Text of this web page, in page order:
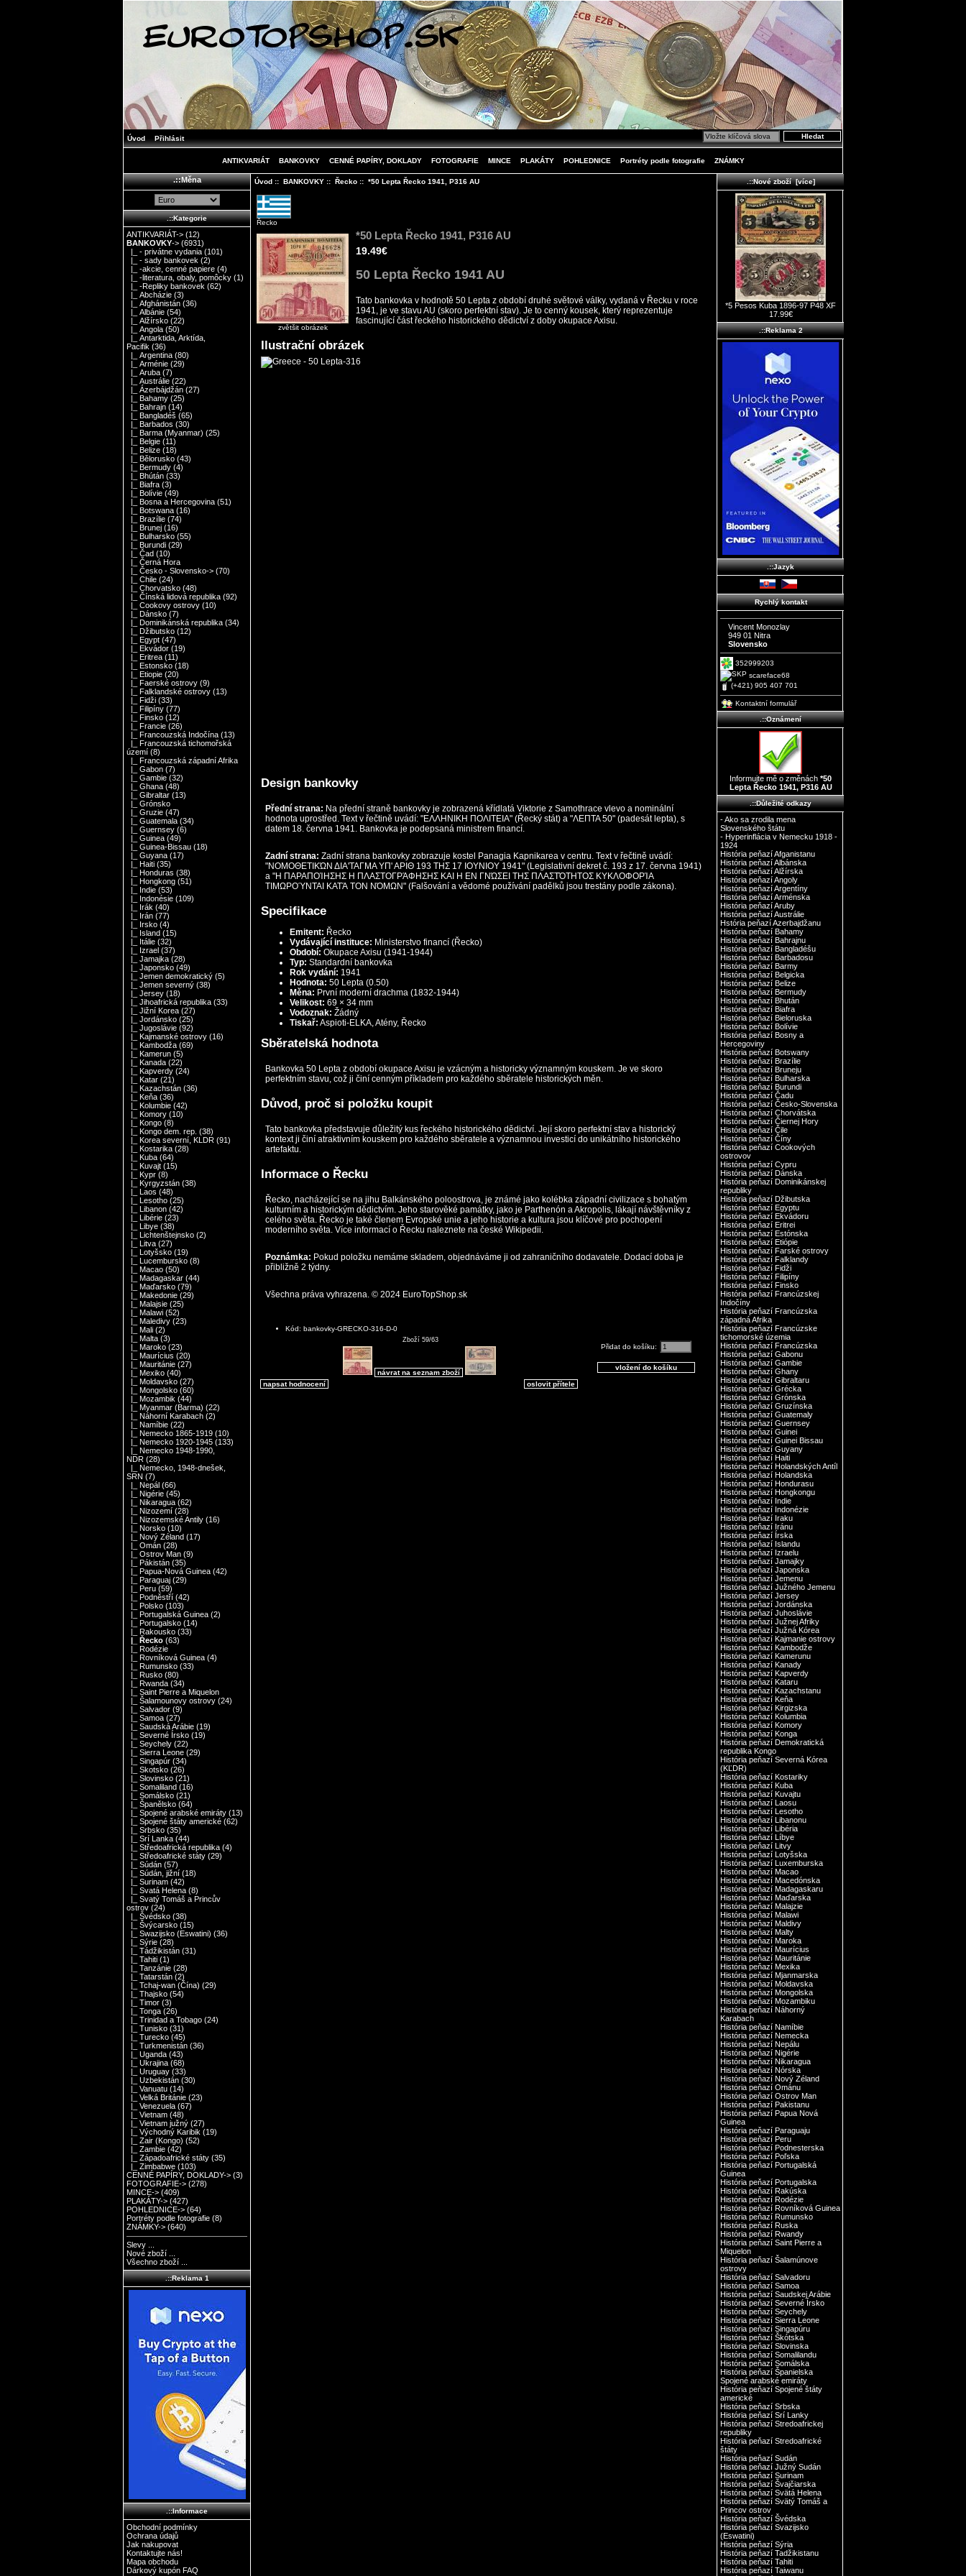
Úvod Přihlásit
ANTIKVARIÁT BANKOVKY CENNÉ PAPÍRY, DOKLADY FOTOGRAFIE MINCE PLAKÁTY POHLEDNICE Portréty podle fotografie ZNÁMKY
.::Měna
.::Kategorie
ANTIKVARIÁT-> (12)
BANKOVKY-> (6931)
|_ - privátne vydania (101)
|_ - sady bankovek (2)
|_ -akcie, cenné papiere (4)
|_ -literatura, obaly, pomôcky (1)
|_ -Repliky bankovek (62)
|_ Abcházie (3)
|_ Afghánistán (36)
|_ Albánie (54)
|_ Alžírsko (22)
|_ Angola (50)
|_ Antarktida, Arktída,
Pacifik (36)
|_ Argentina (80)
|_ Arménie (29)
|_ Aruba (7)
|_ Austrálie (22)
|_ Ázerbájdžán (27)
|_ Bahamy (25)
|_ Bahrajn (14)
|_ Bangladéš (65)
|_ Barbados (30)
|_ Barma (Myanmar) (25)
|_ Belgie (11)
|_ Belize (18)
|_ Bělorusko (43)
|_ Bermudy (4)
|_ Bhútán (33)
|_ Biafra (3)
|_ Bolívie (49)
|_ Bosna a Hercegovina (51)
|_ Botswana (16)
|_ Brazílie (74)
|_ Brunej (16)
|_ Bulharsko (55)
|_ Burundi (29)
|_ Čad (10)
|_ Černá Hora
|_ Česko - Slovensko-> (70)
|_ Chile (24)
|_ Chorvatsko (48)
|_ Čínská lidová republika (92)
|_ Cookovy ostrovy (10)
|_ Dánsko (7)
|_ Dominikánská republika (34)
|_ Džibutsko (12)
|_ Egypt (47)
|_ Ekvádor (19)
|_ Eritrea (11)
|_ Estonsko (18)
|_ Etiopie (20)
|_ Faerské ostrovy (9)
|_ Falklandské ostrovy (13)
|_ Fidži (33)
|_ Filipíny (77)
|_ Finsko (12)
|_ Francie (26)
|_ Francouzská Indočína (13)
|_ Francouzská tichomořská
území (8)
|_ Francouzská západní Afrika
|_ Gabon (7)
|_ Gambie (32)
|_ Ghana (48)
|_ Gibraltar (13)
|_ Grónsko
|_ Gruzie (47)
|_ Guatemala (34)
|_ Guernsey (6)
|_ Guinea (49)
|_ Guinea-Bissau (18)
|_ Guyana (17)
|_ Haiti (35)
|_ Honduras (38)
|_ Hongkong (51)
|_ Indie (53)
|_ Indonésie (109)
|_ Irák (40)
|_ Irán (77)
|_ Irsko (4)
|_ Island (15)
|_ Itálie (32)
|_ Izrael (37)
|_ Jamajka (28)
|_ Japonsko (49)
|_ Jemen demokratický (5)
|_ Jemen severný (38)
|_ Jersey (18)
|_ Jihoafrická republika (33)
|_ Jižní Korea (27)
|_ Jordánsko (25)
|_ Jugoslávie (92)
|_ Kajmanské ostrovy (16)
|_ Kambodža (69)
|_ Kamerun (5)
|_ Kanada (22)
|_ Kapverdy (24)
|_ Katar (21)
|_ Kazachstán (36)
|_ Keňa (36)
|_ Kolumbie (42)
|_ Komory (10)
|_ Kongo (8)
|_ Kongo dem. rep. (38)
|_ Korea severní, KLDR (91)
|_ Kostarika (28)
|_ Kuba (64)
|_ Kuvajt (15)
|_ Kypr (8)
|_ Kyrgyzstán (38)
|_ Laos (48)
|_ Lesotho (25)
|_ Libanon (42)
|_ Libérie (23)
|_ Libye (38)
|_ Lichtenštejnsko (2)
|_ Litva (27)
|_ Lotyšsko (19)
|_ Lucembursko (8)
|_ Macao (50)
|_ Madagaskar (44)
|_ Maďarsko (79)
|_ Makedonie (29)
|_ Malajsie (25)
|_ Malawi (52)
|_ Maledivy (23)
|_ Mali (2)
|_ Malta (3)
|_ Maroko (23)
|_ Maurícius (20)
|_ Mauritánie (27)
|_ Mexiko (40)
|_ Moldavsko (27)
|_ Mongolsko (60)
|_ Mozambik (44)
|_ Myanmar (Barma) (22)
|_ Náhorní Karabach (2)
|_ Namíbie (22)
|_ Nemecko 1865-1919 (10)
|_ Nemecko 1920-1945 (133)
|_ Nemecko 1948-1990,
NDR (28)
|_ Nemecko, 1948-dnešek,
SRN (7)
|_ Nepál (66)
|_ Nigérie (45)
|_ Nikaragua (62)
|_ Nizozemí (28)
|_ Nizozemské Antily (16)
|_ Norsko (10)
|_ Nový Zéland (17)
|_ Omán (28)
|_ Ostrov Man (9)
|_ Pákistán (35)
|_ Papua-Nová Guinea (42)
|_ Paraguaj (29)
|_ Peru (59)
|_ Podněstří (42)
|_ Polsko (103)
|_ Portugalská Guinea (2)
|_ Portugalsko (14)
|_ Rakousko (33)
|_ Řecko (63)
|_ Rodézie
|_ Rovníková Guinea (4)
|_ Rumunsko (33)
|_ Rusko (80)
|_ Rwanda (34)
|_ Saint Pierre a Miquelon
|_ Šalamounovy ostrovy (24)
|_ Salvador (9)
|_ Samoa (27)
|_ Saudská Arábie (19)
|_ Severné Írsko (19)
|_ Seychely (22)
|_ Sierra Leone (29)
|_ Singapúr (34)
|_ Skotsko (26)
|_ Slovinsko (21)
|_ Somaliland (16)
|_ Somálsko (21)
|_ Španělsko (64)
|_ Spojené arabské emiráty (13)
|_ Spojené štáty americké (62)
|_ Srbsko (35)
|_ Srí Lanka (44)
|_ Středoafrická republika (4)
|_ Středoafrické státy (29)
|_ Súdán (57)
|_ Súdán, jižní (18)
|_ Surinam (42)
|_ Svatá Helena (8)
|_ Svatý Tomáš a Princův
ostrov (24)
|_ Švédsko (38)
|_ Švýcarsko (15)
|_ Swazijsko (Eswatini) (36)
|_ Sýrie (28)
|_ Tádžikistán (31)
|_ Tahiti (1)
|_ Tanzánie (28)
|_ Tatarstán (2)
|_ Tchaj-wan (Čína) (29)
|_ Thajsko (54)
|_ Timor (3)
|_ Tonga (26)
|_ Trinidad a Tobago (24)
|_ Tunisko (31)
|_ Turecko (45)
|_ Turkmenistán (36)
|_ Uganda (43)
|_ Ukrajina (68)
|_ Uruguay (33)
|_ Uzbekistán (30)
|_ Vanuatu (14)
|_ Velká Británie (23)
|_ Venezuela (67)
|_ Vietnam (48)
|_ Vietnam južný (27)
|_ Východný Karibik (19)
|_ Zair (Kongo) (52)
|_ Zambie (42)
|_ Západoafrické státy (35)
|_ Zimbabwe (103)
CENNÉ PAPÍRY, DOKLADY-> (3)
FOTOGRAFIE-> (278)
MINCE-> (409)
PLAKÁTY-> (427)
POHLEDNICE-> (64)
Portréty podle fotografie (8)
ZNÁMKY-> (640)
Slevy ...
Nové zboží ...
Všechno zboží ...
.::Reklama 1
.::Informace
Obchodní podmínky
Ochrana údajů
Jak nakupovat
Kontaktujte nás!
Mapa obchodu
Dárkový kupón FAQ
Úvod:: BANKOVKY:: Řecko:: *50 Lepta Řecko 1941, P316 AU
Řecko
zvětšit obrázek
*50 Lepta Řecko 1941, P316 AU
19.49€
50 Lepta Řecko 1941 AU
Tato bankovka v hodnotě 50 Lepta z období druhé světové války, vydaná v Řecku v roce
1941, je ve stavu AU (skoro perfektní stav). Je to cenný kousek, který reprezentuje
fascinující část řeckého historického dědictví z doby okupace Axisu.
Ilustrační obrázek
Design bankovky
Přední strana: Na přední straně bankovky je zobrazená křídlatá Viktorie z Samothrace vlevo a nominální
hodnota uprostřed. Text v řečtině uvádí: "ΕΛΛΗΝΙΚΗ ΠΟΛΙΤΕΙΑ" (Řecký stát) a "ΛΕΠΤΑ 50" (padesát lepta), s
datem 18. června 1941. Bankovka je podepsaná ministrem financí.
Zadní strana: Zadní strana bankovky zobrazuje kostel Panagia Kapnikarea v centru. Text v řečtině uvádí:
"ΝΟΜΟΘΕΤΙΚΏΝ ΔΙA'ΤΑΓΜΑ ΥΠ' ΑΡΙΘ 193 THΣ 17 IOYNIOY 1941" (Legislativní dekret č. 193 z 17. června 1941)
a "Η ΠΑΡΑΠΟΊΗΣΗΣ Η ΠΛΑΣΤΟΓΡΆΦΗΣΗΣ ΚΑΙ Η ΕΝ ΓΝΏΣΕΙ ΤΗΣ ΠΛΑΣΤΌΤΗΤΟΣ ΚΥΚΛΟΦΟΡΊΑ
ΤΙΜΩΡΟΎΝΤΑΙ ΚΑΤΆ ΤΟΝ ΝΌΜΩΝ" (Falšování a vědomé používání padělků jsou trestány podle zákona).
Specifikace
Emitent: Řecko
Vydávající instituce: Ministerstvo financí (Řecko)
Období: Okupace Axisu (1941-1944)
Typ: Standardní bankovka
Rok vydání: 1941
Hodnota: 50 Lepta (0.50)
Měna: První moderní drachma (1832-1944)
Velikost: 69 × 34 mm
Vodoznak: Žádný
Tiskař: Aspioti-ELKA, Atény, Řecko
Sběratelská hodnota
Bankovka 50 Lepta z období okupace Axisu je vzácným a historicky významným kouskem. Je ve skoro
perfektním stavu, což ji činí cenným příkladem pro každého sběratele historických měn.
Důvod, proč si položku koupit
Tato bankovka představuje důležitý kus řeckého historického dědictví. Její skoro perfektní stav a historický
kontext ji činí atraktivním kouskem pro každého sběratele a významnou investicí do unikátního historického
artefaktu.
Informace o Řecku
Řecko, nacházející se na jihu Balkánského poloostrova, je známé jako kolébka západní civilizace s bohatým
kulturním a historickým dědictvím. Jeho starověké památky, jako je Parthenón a Akropolis, lákají návštěvníky z
celého světa. Řecko je také členem Evropské unie a jeho historie a kultura jsou klíčové pro pochopení
moderního světa. Více informací o Řecku naleznete na české Wikipedii.
Poznámka: Pokud položku nemáme skladem, objednáváme ji od zahraničního dodavatele. Dodací doba je
přibližně 2 týdny.
Všechna práva vyhrazena. © 2024 EuroTopShop.sk
Přidat do košíku:
Kód: bankovky-GRECKO-316-D-0
Zboží 59/63
návrat na seznam zboží
oslovit přítele
napsat hodnocení
.::Nové zboží [více]
*5 Pesos Kuba 1896-97 P48 XF
17.99€
.::Reklama 2
.::Jazyk
Rychlý kontakt
Vincent Monozlay
949 01 Nitra
Slovensko
352999203
scareface68
(+421) 905 407 701
Kontaktní formulář
.::Oznámení
Informujte mě o změnách *50
Lepta Řecko 1941, P316 AU
.::Důležité odkazy
- Ako sa zrodila mena
Slovenského štátu
- Hyperinflácia v Nemecku 1918 -
1924
História peňazí Afganistanu
História peňazí Albánska
História peňazí Alžírska
História peňazí Angoly
História peňazí Argentíny
História peňazí Arménska
História peňazí Aruby
História peňazí Austrálie
Hstória peňazí Azerbajdžanu
História peňazí Bahamy
História peňazí Bahrajnu
História peňazí Bangladéšu
História peňazí Barbadosu
História peňazí Barmy
História peňazí Belgicka
História peňazí Belize
História peňazí Bermudy
História peňazí Bhután
História peňazí Biafra
História peňazí Bieloruska
História peňazí Bolívie
História peňazí Bosny a
Hercegoviny
História peňazí Botswany
História peňazí Brazílie
História peňazí Bruneju
História peňazí Bulharska
História peňazí Burundi
História peňazí Čadu
História peňazí Česko-Slovenska
História peňazí Chorvátska
História peňazí Čiernej Hory
História peňazí Čile
História peňazí Číny
História peňazí Cookových
ostrovov
História peňazí Cypru
História peňazí Dánska
História peňazí Dominikánskej
republiky
História peňazí Džibutska
História peňazí Egyptu
História peňazí Ekvádoru
História peňazí Eritrei
História peňazí Estónska
História peňazí Etiópie
História peňazí Farské ostrovy
História peňazí Falklandy
História peňazí Fidži
História peňazí Filipíny
História peňazí Finsko
História peňazí Francúzskej
Indočíny
História peňazí Francúzska
západná Afrika
História peňazí Francúzske
tichomorské územia
História peňazí Francúzska
História peňazí Gabonu
História peňazí Gambie
História peňazí Ghany
História peňazí Gibraltaru
História peňazí Grécka
História peňazí Grónska
História peňazí Gruzínska
História peňazí Guatemaly
História peňazí Guernsey
História peňazí Guinei
História peňazí Guinei Bissau
História peňazí Guyany
História peňazí Haiti
História peňazí Holandských Antíl
História peňazí Holandska
História peňazí Hondurasu
História peňazí Hongkongu
História peňazí Indie
História peňazí Indonézie
História peňazí Iraku
História peňazí Iránu
História peňazí Írska
História peňazí Islandu
História peňazí Izraelu
História peňazí Jamajky
História peňazí Japonska
História peňazí Jemenu
História peňazí Južného Jemenu
História peňazí Jersey
História peňazí Jordánska
História peňazí Juhoslávie
História peňazí Južnej Afriky
História peňazí Južná Kórea
História peňazí Kajmanie ostrovy
História peňazí Kambodže
História peňazí Kamerunu
História peňazí Kanady
História peňazí Kapverdy
História peňazí Kataru
História peňazí Kazachstanu
História peňazí Keňa
História peňazí Kirgizska
História peňazí Kolumbia
História peňazí Komory
História peňazí Konga
História peňazí Demokratická
republika Kongo
História peňazí Severná Kórea
(KĽDR)
História peňazí Kostariky
História peňazí Kuba
História peňazí Kuvajtu
História peňazí Laosu
História peňazí Lesotho
História peňazí Libanonu
História peňazí Libéria
História peňazí Líbye
História peňazí Litvy
História peňazí Lotyšska
História peňazí Luxemburska
História peňazí Macao
História peňazí Macedónska
História peňazí Madagaskaru
História peňazí Maďarska
História peňazí Malajzie
História peňazí Malawi
História peňazí Maldivy
História peňazí Malty
História peňazí Maroka
História peňazí Maurícius
História peňazí Mauritánie
História peňazí Mexika
História peňazí Mjanmarska
História peňazí Moldavska
História peňazí Mongolska
História peňazí Mozambiku
História peňazí Náhorný
Karabach
História peňazí Namíbie
História peňazí Nemecka
História peňazí Nepálu
História peňazí Nigérie
História peňazí Nikaragua
História peňazí Nórska
História peňazí Nový Zéland
História peňazí Ománu
História peňazí Ostrov Man
História peňazí Pakistanu
História peňazí Papua Nová
Guinea
História peňazí Paraguaju
História peňazí Peru
História peňazí Podnesterska
História peňazí Poľska
História peňazí Portugalská
Guinea
História peňazí Portugalska
História peňazí Rakúska
História peňazí Rodézie
História peňazí Rovníková Guinea
História peňazí Rumunsko
História peňazí Ruska
História peňazí Rwandy
História peňazí Saint Pierre a
Miquelon
História peňazí Šalamúnove
ostrovy
História peňazí Salvadoru
História peňazí Samoa
História peňazí Saudskej Arábie
História peňazí Severné Írsko
História peňazí Seychely
História peňazí Sierra Leone
História peňazí Singapúru
História peňazí Škótska
História peňazí Slovinska
História peňazí Somalilandu
História peňazí Somálska
História peňazí Španielska
Spojené arabské emiráty
História peňazí Spojené štáty
americké
História peňazí Srbska
História peňazí Srí Lanky
História peňazí Stredoafrickej
republiky
História peňazí Stredoafrické
štáty
História peňazí Sudán
História peňazí Južný Sudán
História peňazí Surinam
História peňazí Švajčiarska
História peňazí Svätá Helena
História peňazí Svätý Tomáš a
Princov ostrov
História peňazí Švédska
História peňazí Svazijsko
(Eswatini)
História peňazí Sýria
História peňazí Tadžikistanu
História peňazí Tahiti
História peňazí Taiwanu